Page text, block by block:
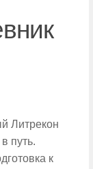
Литрекон
путь.
к